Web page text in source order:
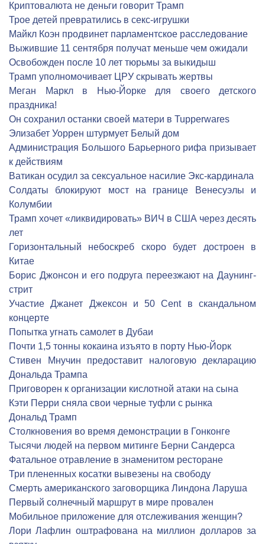
Криптовалюта не деньги говорит Трамп
Трое детей превратились в секс-игрушки
Майкл Коэн продвинет парламентское расследование
Выжившие 11 сентября получат меньше чем ожидали
Освобожден после 10 лет тюрьмы за выкидыш
Трамп уполномочивает ЦРУ скрывать жертвы
Меган Маркл в Нью-Йорке для своего детского
праздника!
Он сохранил останки своей матери в Tupperwares
Элизабет Уоррен штурмует Белый дом
Администрация Большого Барьерного рифа призывает
к действиям
Ватикан осудил за сексуальное насилие Экс-кардинала
Солдаты блокируют мост на границе Венесуэлы и
Колумбии
Трамп хочет «ликвидировать» ВИЧ в США через десять
лет
Горизонтальный небоскреб скоро будет достроен в
Китае
Борис Джонсон и его подруга переезжают на Даунинг-
стрит
Участие Джанет Джексон и 50 Cent в скандальном
концерте
Попытка угнать самолет в Дубаи
Почти 1,5 тонны кокаина изъято в порту Нью-Йорк
Стивен Мнучин предоставит налоговую декларацию
Дональда Трампа
Приговорен к организации кислотной атаки на сына
Кэти Перри сняла свои черные туфли с рынка
Дональд Трамп
Столкновения во время демонстрации в Гонконге
Тысячи людей на первом митинге Берни Сандерса
Фатальное отравление в знаменитом ресторане
Три плененных косатки вывезены на свободу
Смерть американского заговорщика Линдона Ларуша
Первый солнечный маршрут в мире провален
Мобильное приложение для отслеживания женщин?
Лори Лафлин оштрафована на миллион долларов за